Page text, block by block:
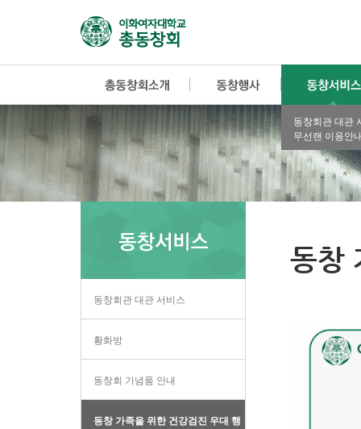
동창회관 대관
무선랜 이용안
동창회관 대관 서비스
황화방
동창회 기념품 안내
동창 가족을 위한 건강검진 우대 행
동창